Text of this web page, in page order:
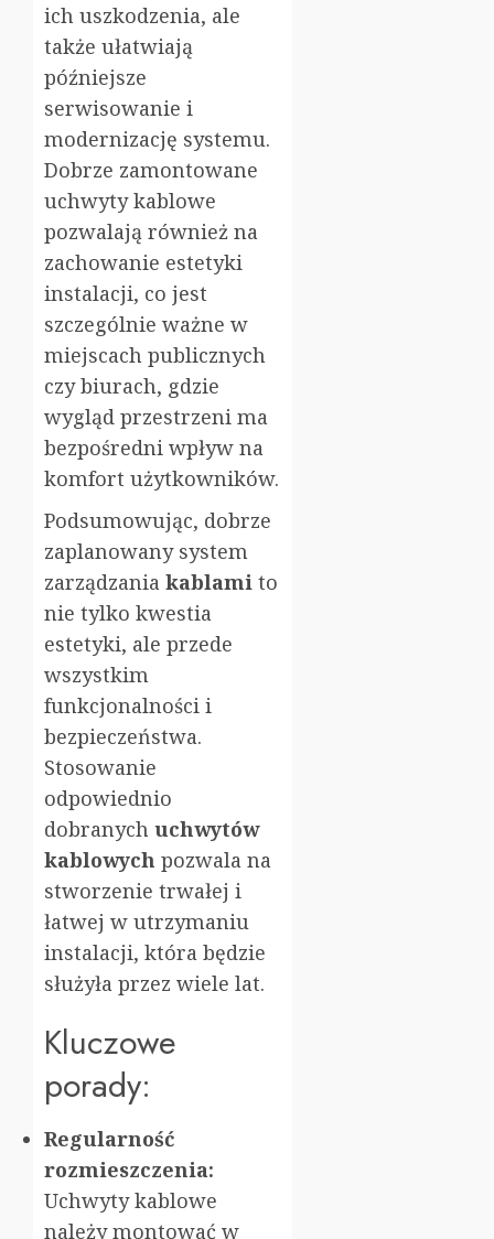
ich uszkodzenia, ale
także ułatwiają
późniejsze
serwisowanie i
modernizację systemu.
Dobrze zamontowane
uchwyty kablowe
pozwalają również na
zachowanie estetyki
instalacji, co jest
szczególnie ważne w
miejscach publicznych
czy biurach, gdzie
wygląd przestrzeni ma
bezpośredni wpływ na
komfort użytkowników.
Podsumowując, dobrze
zaplanowany system
zarządzania kablami to
nie tylko kwestia
estetyki, ale przede
wszystkim
funkcjonalności i
bezpieczeństwa.
Stosowanie
odpowiednio
dobranych uchwytów
kablowych pozwala na
stworzenie trwałej i
łatwej w utrzymaniu
instalacji, która będzie
służyła przez wiele lat.
Kluczowe
porady:
Regularność
rozmieszczenia:
Uchwyty kablowe
należy montować w